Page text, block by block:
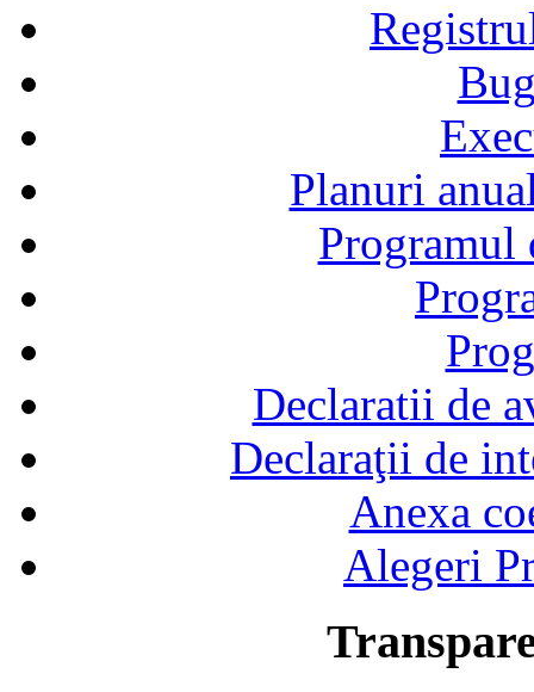
Planuri
Declaratii de
Declaraţii de
Anexa
Alegeri